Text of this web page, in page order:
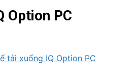
Option PC
tải xuống IQ Option PC